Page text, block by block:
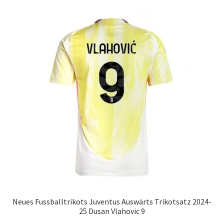
Die
Optionen
können
auf
der
Neues Fussballtrikots Juventus Auswärts Trikotsatz 2024-
25 Dusan Vlahovic 9